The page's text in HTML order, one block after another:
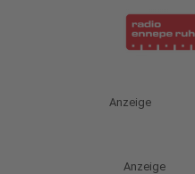
Anzeige
Anzeige